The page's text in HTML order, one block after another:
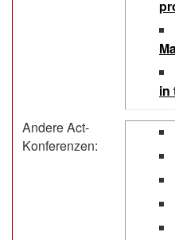
in
Andere Act-
Konferenzen: